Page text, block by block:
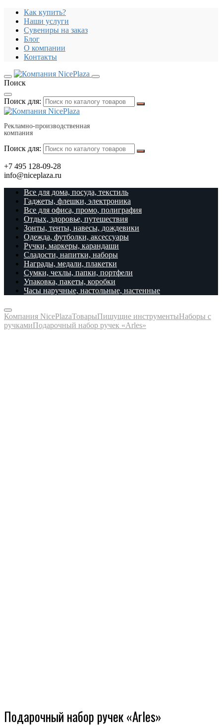
Как купить?
Наши услуги
Сувениры на заказ
Блог
О компании
Контакты
Поиск
Поиск для:
Рекламно-производственная
компания
Поиск для:
+7 495 128-09-28
info@niceplaza.ru
Все для дома, посуда, текстиль
Гаджеты, флешки, электроника
Все для офиса, промо, полиграфия
Отдых, здоровье, путешествия
Зонты, тенты, навесы, дождевики
Одежда, футболки, аксессуары
Ручки, маркеры, карандаши
Сладости, напитки, наборы
Награды, медали, плакетки
Сумки, чехлы, папки, портфели
Упаковка, пакеты, коробки
Часы наручные, настольные, настенные
Компания NicePlazaТоварыПишущие инструментыНаборы с
ручкамиПодарочный набор ручек «Arles»
Подарочный набор ручек «Arles»